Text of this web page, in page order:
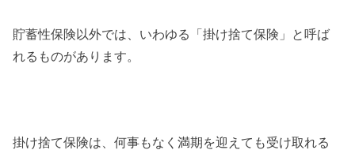
貯蓄性保険以外では、いわゆる「掛け捨て保険」と呼ば
れるものがあります。
掛け捨て保険は、何事もなく満期を迎えても受け取れる